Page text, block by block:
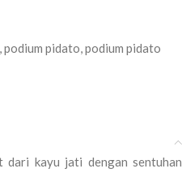
,podium pidato,podium pidato
dari kayu jati dengan sentuhan